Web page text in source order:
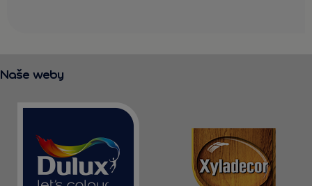
Naše weby